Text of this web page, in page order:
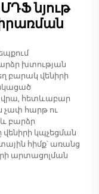
նյութ
խտության
բարակ վենիրի
վրա, հետևաբար
չափ հարթ ու
բարձր
կպչեցման
հիմք՝ առանց
արտացոլման